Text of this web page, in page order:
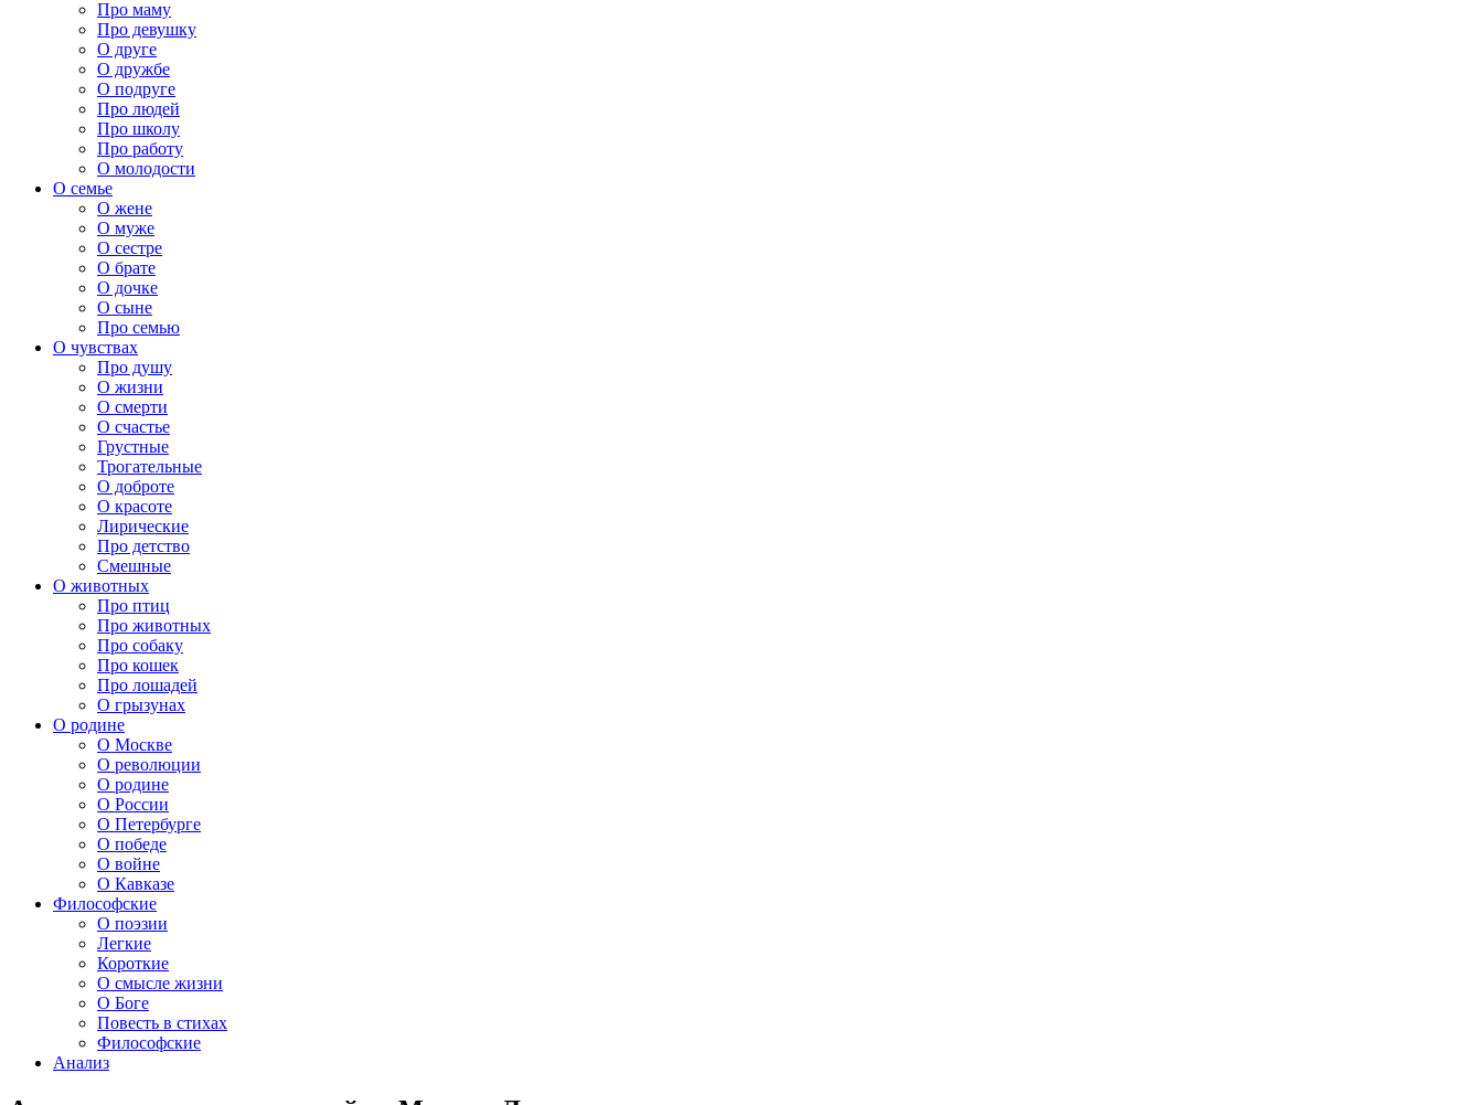
Про маму
Про девушку
О друге
О дружбе
О подруге
Про людей
Про школу
Про работу
О молодости
О семье
О жене
О муже
О сестре
О брате
О дочке
О сыне
Про семью
О чувствах
Про душу
О жизни
О смерти
О счастье
Грустные
Трогательные
О доброте
О красоте
Лирические
Про детство
Смешные
О животных
Про птиц
Про животных
Про собаку
Про кошек
Про лошадей
О грызунах
О родине
О Москве
О революции
О родине
О России
О Петербурге
О победе
О войне
О Кавказе
Философские
О поэзии
Легкие
Короткие
О смысле жизни
О Боге
Повесть в стихах
Философские
Анализ